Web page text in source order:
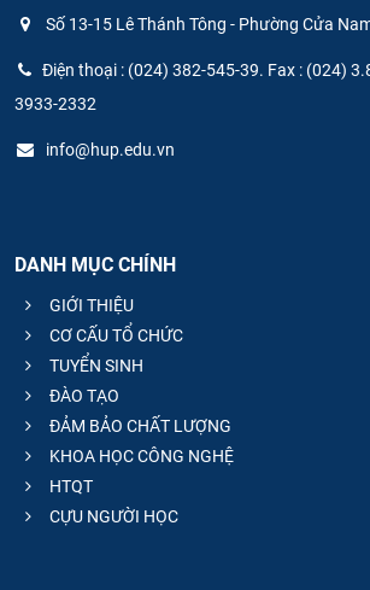
HTQT
CỰU NGƯỜI HỌC
Số 13-15 Lê Thánh Tông - Phường Cửa
Điện thoại : (024) 382-545-39. Fax : (024)
3933-2332
info@hup.edu.vn
DANH MỤC CHÍNH
GIỚI THIỆU
CƠ CẤU TỔ CHỨC
TUYỂN SINH
ĐÀO TẠO
ĐẢM BẢO CHẤT LƯỢNG
KHOA HỌC CÔNG NGHỆ
HTQT
CỰU NGƯỜI HỌC